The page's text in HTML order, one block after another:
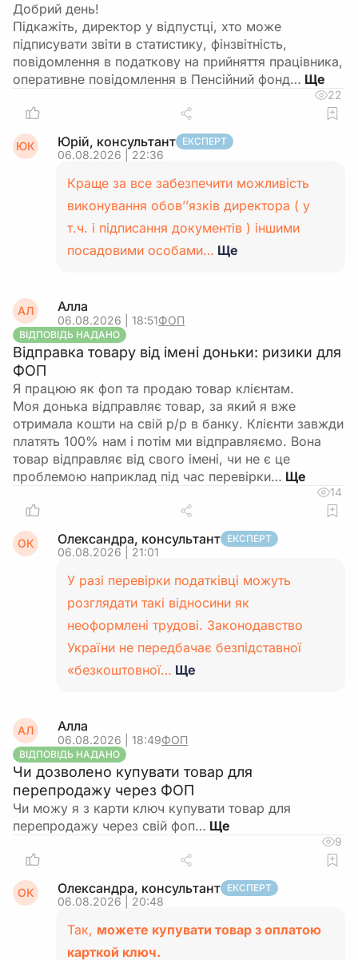
Добрий день!
Підкажіть, директор у відпустці, хто може
підписувати звіти в статистику, фінзвітність,
повідомлення в податкову на прийняття працівника,
оперативне повідомлення в Пенсійний фонд…
22
ЮК Юрій, консультант ЕКСПЕРТ
06.08.2026 | 22:36
Краще за все забезпечити можливість
виконування обов’’язків директора ( у
т.ч. і підписання документів ) іншими
посадовими особами… Ще
АЛ Алла
06.08.2026 | 18:51ФОП
ВІДПОВІДЬ НАДАНО
Відправка товару від імені доньки: ризики для
ФОП
Я працюю як фоп та продаю товар клієнтам.
Моя донька відправляє товар, за який я вже
отримала кошти на свій р/р в банку. Клієнти завжди
платять 100% нам і потім ми відправляємо. Вона
товар відправляє від свого імені, чи не є це
проблемою наприклад під час перевірки…
14
ОК Олександра, консультант ЕКСПЕРТ
06.08.2026 | 21:01
У разі перевірки податківці можуть
розглядати такі відносини як
неоформлені трудові. Законодавство
України не передбачає безпідставної
«безкоштовної… Ще
АЛ Алла
06.08.2026 | 18:49ФОП
ВІДПОВІДЬ НАДАНО
Чи дозволено купувати товар для
перепродажу через ФОП
Чи можу я з карти ключ купувати товар для
перепродажу через свій фоп…
9
ОК Олександра, консультант ЕКСПЕРТ
06.08.2026 | 20:48
Так, можете купувати товар з оплатою
карткой ключ.